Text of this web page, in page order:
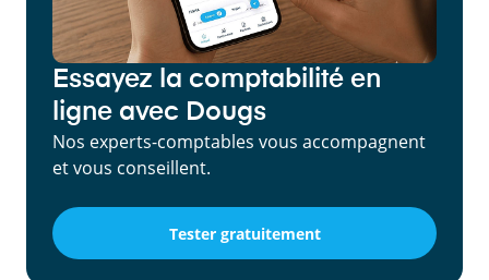
Essayez la comptabilité en
ligne avec Dougs
Nos experts-comptables vous accompagnent
et vous conseillent.
Tester gratuitement